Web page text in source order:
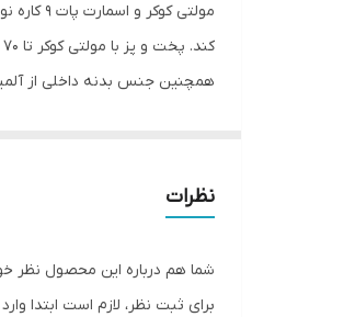
مولتی
همچنین جنس بدنه داخلی از
نظرات
شما هم درباره این محصول نظر
برای ثبت نظر، لازم است ابتدا